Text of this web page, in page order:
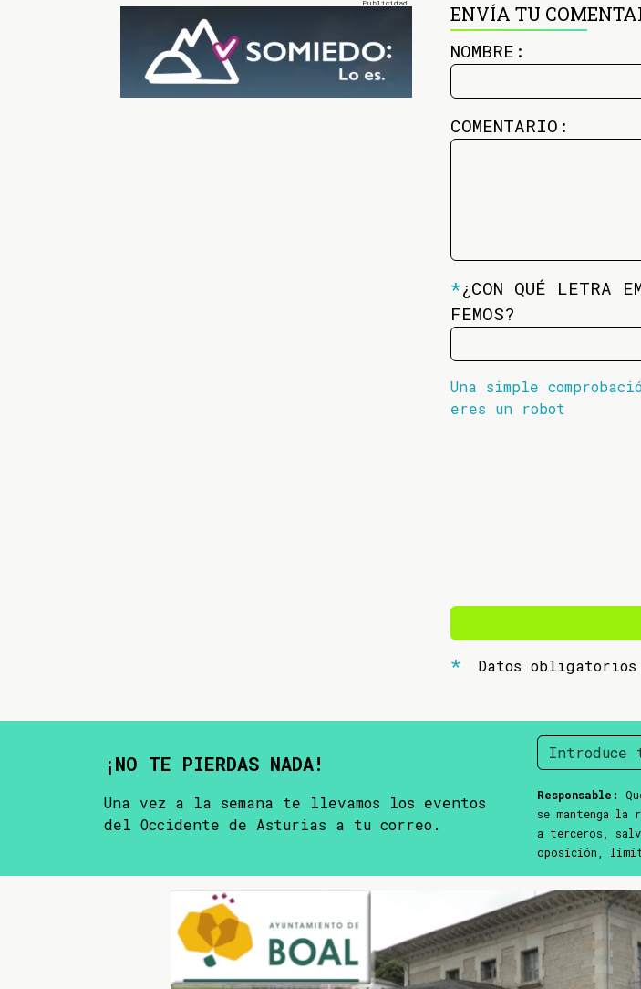
ENVÍA TU
NOMBRE:
COMENTARIO:
*¿CON QUÉ LETRA
FEMOS?
Una simple
eres un robot
Datos obligatorios
¡NO TE PIERDAS NADA!
Una vez a la semana te llevamos los eventos
del Occidente de Asturias a tu correo.
Responsable:
se mantenga
a terceros,
oposición,